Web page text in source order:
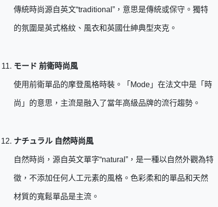
傳統時尚源自英文“traditional”，意思是傳統或保守。獨特
的氛圍是英式格紋、風衣和英國仕紳典型夾克。
モード 前衛時尚風
使用前衛單品的摩登風格時裝。「Mode」在法文中是「時
尚」的意思，主流是融入了當年高級品牌的流行趨勢。
ナチュラル 自然時尚風
自然時尚，源自英文單字“natural”，是一種以自然外觀為特
徵，不添加任何人工元素的風格。色彩柔和的單品和天然
材質的寬鬆單品是主流。